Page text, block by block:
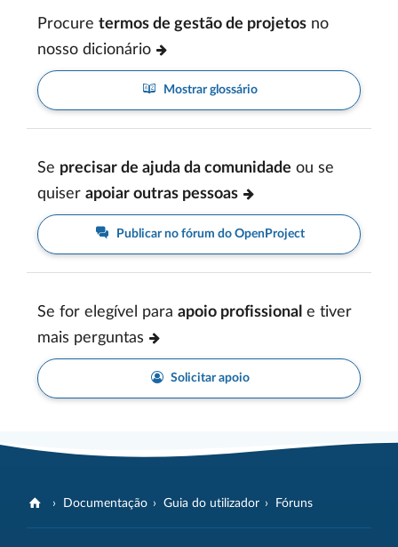
Procure termos de gestão de projetos no
nosso dicionário
Mostrar glossário
Se precisar de ajuda da comunidade ou se
quiser apoiar outras pessoas
Publicar no fórum do OpenProject
Se for elegível para apoio profissional e tiver
mais perguntas
Solicitar apoio
Documentação Guia do utilizador Fóruns